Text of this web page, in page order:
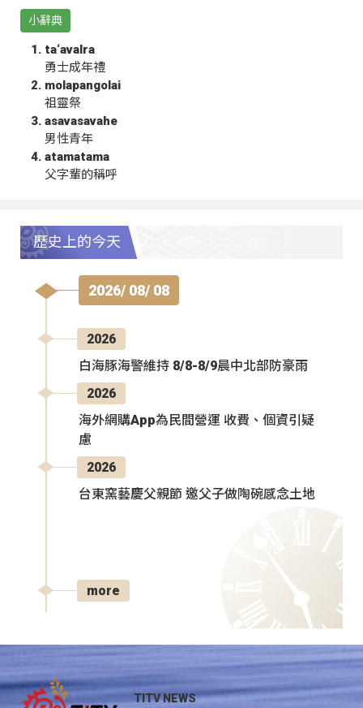
小辭典
ta‘avalra
勇士成年禮
molapangolai
祖靈祭
asavasavahe
男性青年
atamatama
父字輩的稱呼
歷史上的今天
2026/ 08/ 08
2026
白海豚海警維持 8/8-8/9晨中北部防豪雨
2026
海外網購App為民間營運 收費、個資引疑
慮
2026
台東窯藝慶父親節 邀父子做陶碗感念土地
more
TITV NEWS